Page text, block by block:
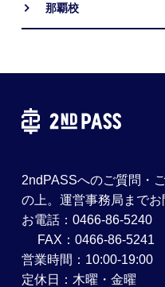
那覇校
2ndPASSへのご質問・
の上。運営事務局までお
お電話：0466-86-5240
FAX：0466-86-5241
営業時間：10:00-19:00
定休日：木曜・金曜